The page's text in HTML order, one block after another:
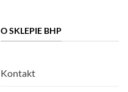
O SKLEPIE BHP
Kontakt